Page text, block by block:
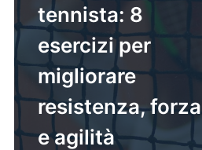
tennista: 8
esercizi per
migliorare
resistenza, forza
e agilità